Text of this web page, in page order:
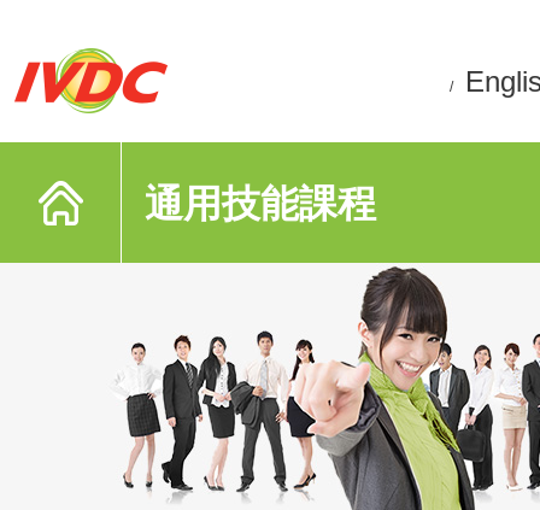
/
通用技能課程